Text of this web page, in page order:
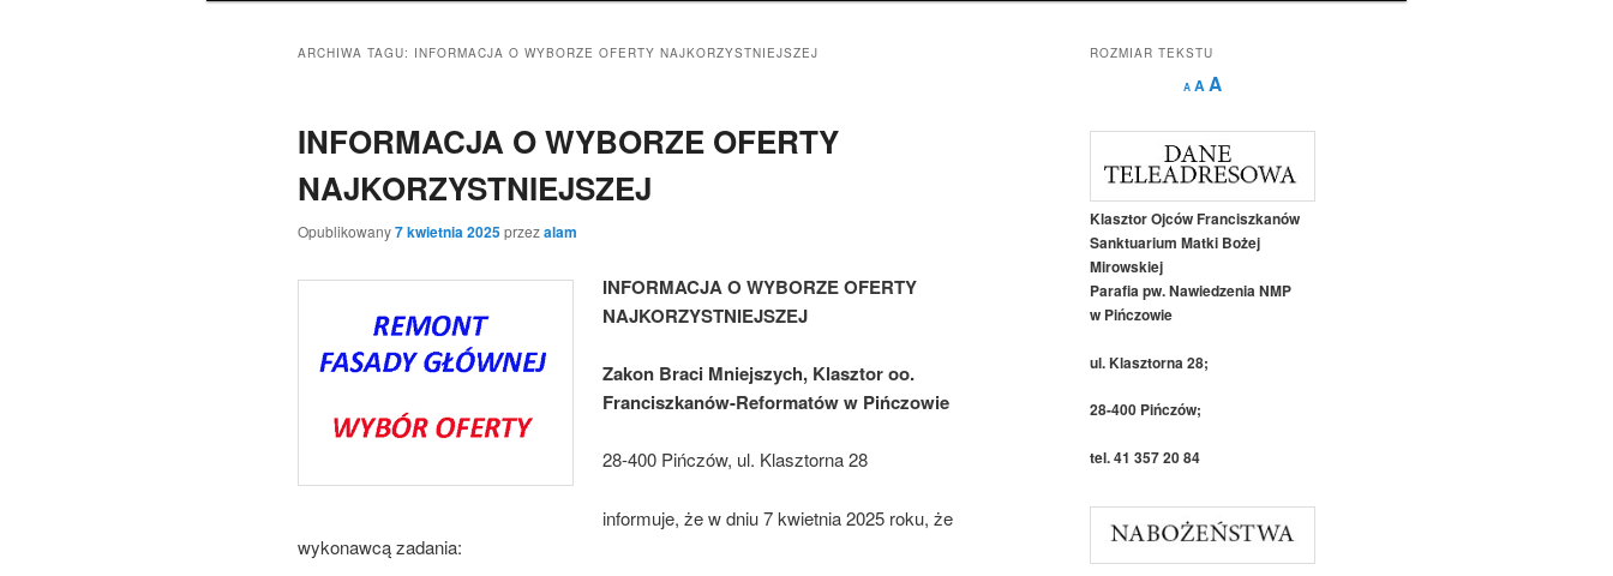
ARCHIWA TAGU: INFORMACJA O WYBORZE OFERTY NAJKORZYSTNIEJSZEJ
INFORMACJA O WYBORZE OFERTY
NAJKORZYSTNIEJSZEJ
Opublikowany7 kwietnia 2025przezalam
INFORMACJA O WYBORZE OFERTY
NAJKORZYSTNIEJSZEJ
Zakon Braci Mniejszych, Klasztor oo.
Franciszkanów-Reformatów w Pińczowie
28-400 Pińczów, ul. Klasztorna 28
informuje, że w dniu 7 kwietnia 2025 roku, że
wykonawcą zadania:
ROZMIAR TEKSTU
A
Decrease
font
A Reset
AIncrease
size.
Klasztor Ojców Franciszkanów
Sanktuarium Matki Bożej
Mirowskiej
Parafia pw. Nawiedzenia NMP
w Pińczowie
ul. Klasztorna 28;
28-400 Pińczów;
tel. 41 357 20 84